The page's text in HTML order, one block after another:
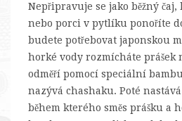
Nepřipravuje se jako běžný čaj,
nebo porci v pytlíku ponoříte
budete potřebovat japonskou
horké vody rozmícháte prášek
odměří pomocí speciální
nazývá chashaku. Poté
během kterého směs prášku a